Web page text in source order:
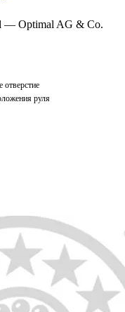
— Optimal AG & Co.
отверстие
руля